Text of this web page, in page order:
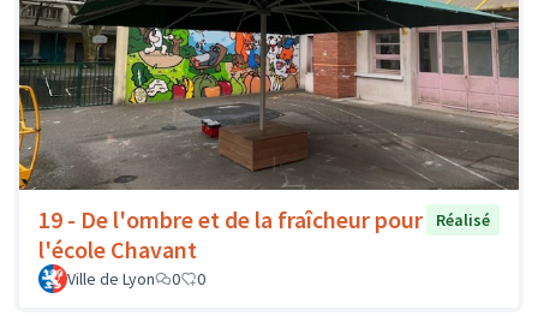
19 - De l'ombre et de la fraîcheur pour
l'école Chavant
Réalisé
Ville de Lyon 0 0